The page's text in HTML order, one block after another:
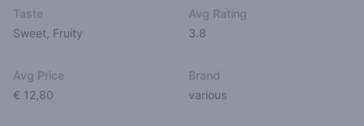
Taste
Sweet Fruity
Avg Rating
3.8
Avg Price
€ 12,80
Brand
various